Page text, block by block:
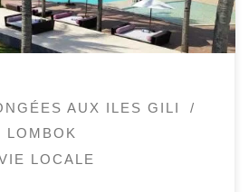
[…]
AUX ILES GILI
LOMBOK
LOCALE